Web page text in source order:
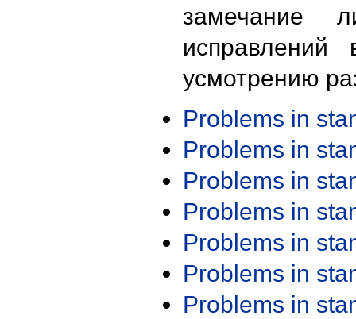
замечание
исправлений
усмотрению
Problems in
Problems in
Problems in
Problems in
Problems in
Problems in
Problems in